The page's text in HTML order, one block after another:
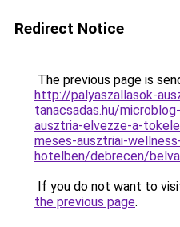
Redirect Notice
The previous page is
http://palyaszallasok-
tanacsadas.hu/
ausztria-elvezze-a-
meses-ausztriai-
hotelben/debrecen/
If you do not want to
the previous page.